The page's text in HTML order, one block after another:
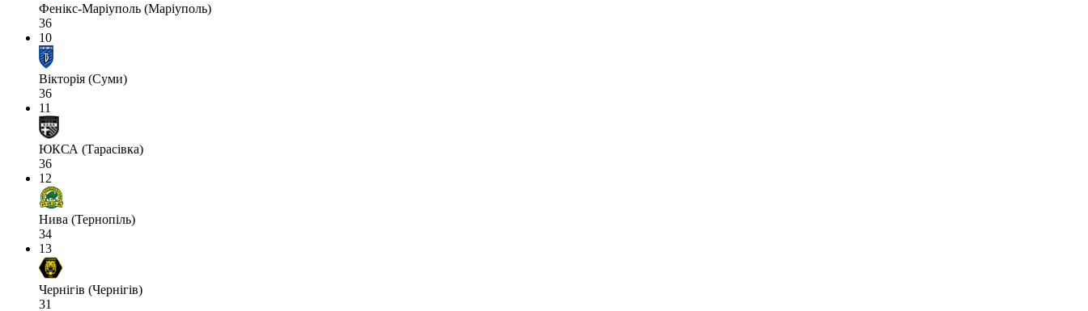
Фенікс-Маріуполь (Маріуполь)
36
10
Вікторія (Суми)
36
11
ЮКСА (Тарасівка)
36
12
Нива (Тернопіль)
34
13
Чернігів (Чернігів)
31